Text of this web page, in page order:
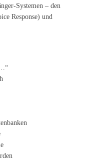
Systemen – den
Response) und